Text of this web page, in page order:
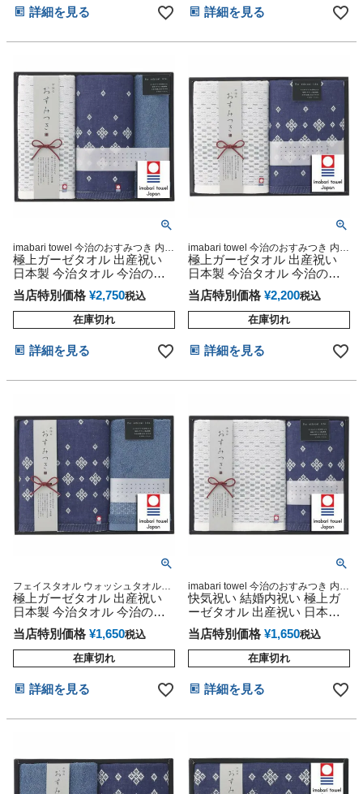
詳細を見る 詳細を見る
imabari towel 今治のおすみつき 内祝
い 今治秀品 2,500円セット フェイス
タオル
極上ガーゼタオル 出産祝い
日本製 今治タオル 今治のお
すみつき 今治秀品 粗品 景品
お返しギフト 引越し挨拶 快
気祝い 結婚内祝い
当店特別価格 ¥2,750税込
在庫切れ
詳細を見る
imabari towel 今治のおすみつき 内祝
い 今治秀品
極上ガーゼタオル 出産祝い
日本製 今治タオル 今治のお
すみつき 今治秀品 粗品 景品
お返しギフト 引越し挨拶 快
気祝い 結婚内祝い
当店特別価格 ¥2,200税込
在庫切れ
詳細を見る
フェイスタオル ウォッシュタオル
imabari towel 今治のおすみつき 内祝
い 今治秀品
極上ガーゼタオル 出産祝い
日本製 今治タオル 今治のお
すみつき
当店特別価格 ¥1,650税込
在庫切れ
詳細を見る
imabari towel 今治のおすみつき 内祝
い 今治秀品
快気祝い 結婚内祝い 極上ガ
ーゼタオル 出産祝い 日本製
今治タオル 今治のおすみつき
今治秀品
当店特別価格 ¥1,650税込
在庫切れ
詳細を見る